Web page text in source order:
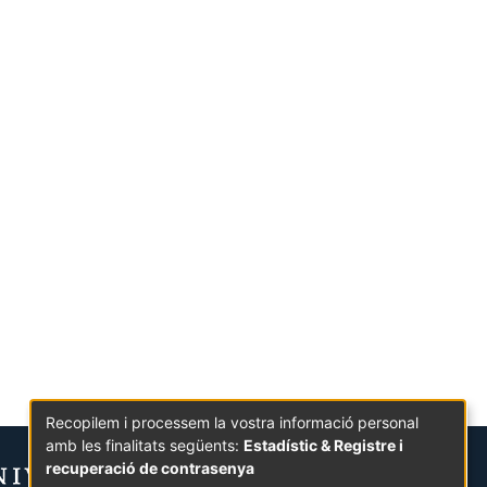
Recopilem i processem la vostra informació personal
amb les finalitats següents: Estadístic & Registre i
recuperació de contrasenya